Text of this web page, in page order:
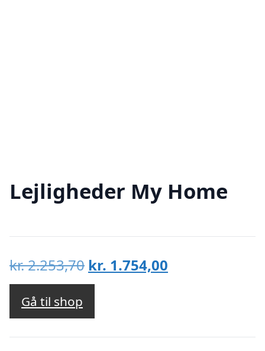
Lejligheder My Home
kr.2.253,70 Den
oprindelige
var:
kr. 2.253,70.
kr. 1.754,00
kr. 1.754,00.
Gå til shop